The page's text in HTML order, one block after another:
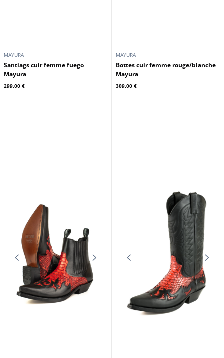
MAYURA
Santiags cuir femme fuego
Mayura
299,00 €
MAYURA
Bottes cuir femme rouge/blanche
Mayura
309,00 €